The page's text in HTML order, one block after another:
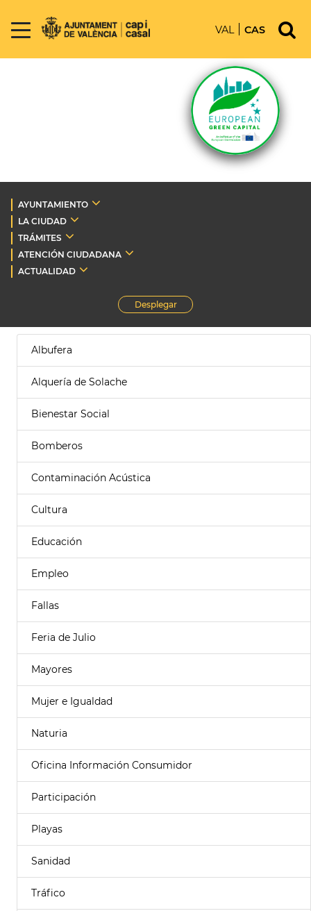
VAL CAS
AYUNTAMIENTO
LA CIUDAD
TRÁMITES
ATENCIÓN CIUDADANA
ACTUALIDAD
Desplegar
Albufera
Alquería de Solache
Bienestar Social
Bomberos
Contaminación Acústica
Cultura
Educación
Empleo
Fallas
Feria de Julio
Mayores
Mujer e Igualdad
Naturia
Oficina Información Consumidor
Participación
Playas
Sanidad
Tráfico